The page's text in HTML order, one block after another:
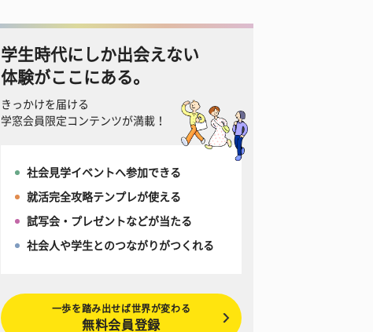
学生時代にしか出会えない
体験がここにある。
きっかけを届ける
学窓会員限定コンテンツが満載！
社会見学イベントへ参加できる
就活完全攻略テンプレが使える
試写会・プレゼントなどが当たる
社会人や学生とのつながりがつくれる
一歩を踏み出せば世界が変わる
無料会員登録